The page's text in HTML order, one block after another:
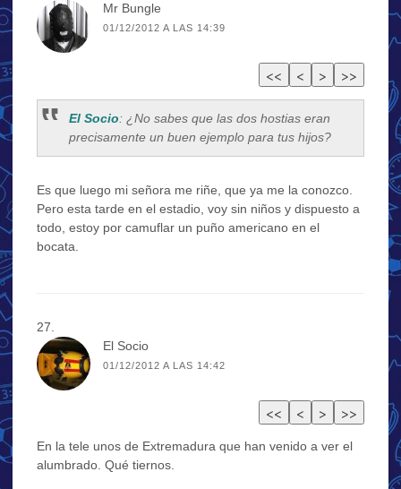
Mr Bungle
01/12/2012 A LAS 14:39
El Socio: ¿No sabes que las dos hostias eran
precisamente un buen ejemplo para tus hijos?
Es que luego mi señora me riñe, que ya me la conozco.
Pero esta tarde en el estadio, voy sin niños y dispuesto a
todo, estoy por camuflar un puño americano en el
bocata.
El Socio
01/12/2012 A LAS 14:42
En la tele unos de Extremadura que han venido a ver el
alumbrado. Qué tiernos.